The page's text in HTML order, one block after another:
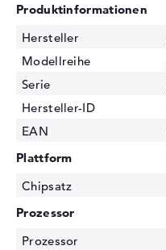
Produktinformationen
Hersteller
Modellreihe
Serie
Hersteller-ID
EAN
Plattform
Chipsatz
Prozessor
Prozessor